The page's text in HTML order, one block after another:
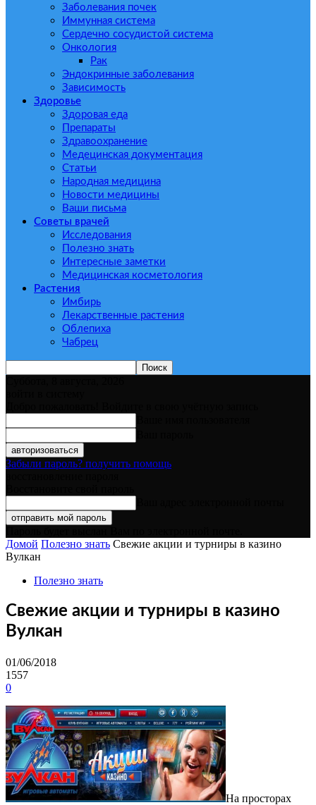
Заболевания почек
Иммунная система
Сердечно сосудистой система
Онкология
Рак
Эндокринные заболевания
Зависимость
Здоровье
Здоровая еда
Препараты
Здравоохранение
Медецинская документация
Статьи
Народная медицина
Новости медицины
Ваши письма
Советы врачей
Исследования
Полезно знать
Интересные заметки
Медицинская косметология
Растения
Имбирь
Лекарственные растения
Облепиха
Чабрец
Забыли пароль? получить помощь
Домой Полезно знать Свежие акции и турниры в казино
Вулкан
Полезно знать
Свежие акции и турниры в казино
Вулкан
01/06/2018
1557
0
На просторах